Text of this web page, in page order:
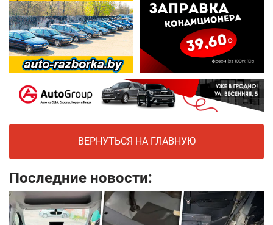
ВЕРНУТЬСЯ НА ГЛАВНУЮ
Последние новости: